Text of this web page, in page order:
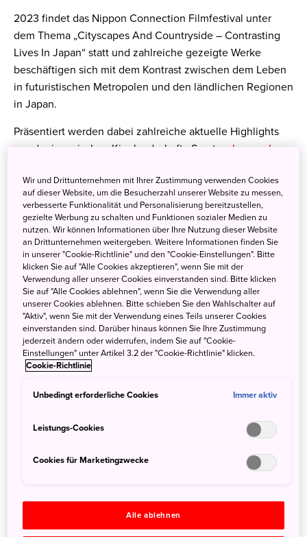
2023 findet das Nippon Connection Filmfestival unter
dem Thema „Cityscapes And Countryside – Contrasting
Lives In Japan“ statt und zahlreiche gezeigte Werke
beschäftigen sich mit dem Kontrast zwischen dem Leben
in futuristischen Metropolen und den ländlichen Regionen
in Japan.
Präsentiert werden dabei zahlreiche aktuelle Highlights
aus der japanischen Kinolandschaft. So etwaLesson In
zu sehen ist. Der spannende Psycho-Thriller erzählt ein
Katz-und-Maus-Spiel zwischen einem manipulativen
Serienmörder und einem jungen Anwalt.
Mit der Deutschlandpremiere von Masayuki Suzukis Film
Yudozeigt Nippon Connection einen unwiderstehlichen
Feelgood-Hit: Die Komödie um einen jungen Mann, der
die Arbeit inBadehäusern (Sento)für sich entdeckt,
besticht mit Gespür für Situationskomik, skurrilen
Charakteren und perfektem Timing.
Auch das japanische Genre-Kino ist im aktuellen
Filmprogramm vertreten. In Anlehnung an die Ultraman-
TV-Serie aus den 1960er Jahren wartet
Shin Ultramanvon
einem einfallsreichen Drehbuch von Hideaki Anno auf.
Baby Assassins arbeiten zwei Teenagerinnen als
Auftragskillerinnen und geraten in einen actionreichen
Sakamoto wird für die Deutschlandpremiere des
überraschungsreichen Genre-Mix zum Festival anreisen
Wir und Drittunternehmen mit Ihrer Zustimmung verwenden Cookies
auf dieser Website, um die Besucherzahl unserer Website zu messen,
verbesserte Funktionalität und Personalisierung bereitzustellen,
gezielte Werbung zu schalten und Funktionen sozialer Medien zu
nutzen. Wir können Informationen über Ihre Nutzung dieser Website
an Drittunternehmen weitergeben. Weitere Informationen finden Sie
in unserer "Cookie-Richtlinie" und den "Cookie-Einstellungen". Bitte
klicken Sie auf "Alle Cookies akzeptieren", wenn Sie mit der
Verwendung aller unserer Cookies einverstanden sind. Bitte klicken
Sie auf "Alle Cookies ablehnen", wenn Sie die Verwendung aller
unserer Cookies ablehnen. Bitte schieben Sie den Wahlschalter auf
"Aktiv", wenn Sie mit der Verwendung eines Teils unserer Cookies
einverstanden sind. Darüber hinaus können Sie Ihre Zustimmung
jederzeit ändern oder widerrufen, indem Sie auf "Cookie-
Einstellungen" unter Artikel 3.2 der "Cookie-Richtlinie" klicken.
Cookie-Richtlinie
Unbedingt erforderliche Cookies Immer aktiv
Leistungs-Cookies
Cookies für Marketingzwecke
Alle ablehnen